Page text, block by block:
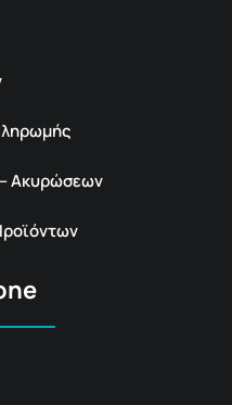
Ακυρώσεων